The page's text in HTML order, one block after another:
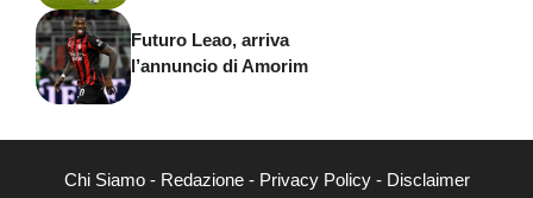
Futuro Leao, arriva
l’annuncio di Amorim
Chi Siamo- Redazione- Privacy Policy- Disclaimer